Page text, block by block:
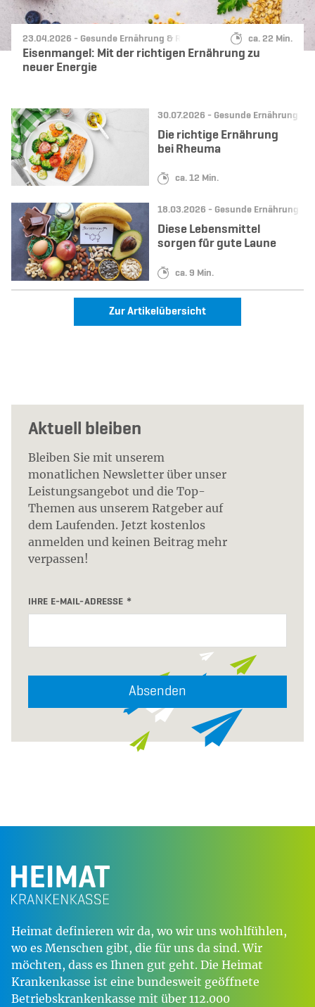
Datum:
23.04.2026 - Kategorie:
Gesunde Ernährung & Rezepte Lesedauer:
ca. 22 Min.
Eisenmangel: Mit der richtigen Ernährung zu
neuer Energie
Datum:
30.07.2026 - Kategorie:
Gesunde Ernährung &
Lesedauer:
ca. 12 Min.
Die richtige Ernährung
bei Rheuma
Datum:
18.03.2026 - Kategorie:
Gesunde Ernährung &
Lesedauer:
ca. 9 Min.
Diese Lebensmittel
sorgen für gute Laune
Zur Artikelübersicht
Aktuell bleiben
Bleiben Sie mit unserem
monatlichen Newsletter über unser
Leistungsangebot und die Top-
Themen aus unserem Ratgeber auf
dem Laufenden. Jetzt kostenlos
anmelden und keinen Beitrag mehr
verpassen!
IHRE E-MAIL-ADRESSE
Absenden
Heimat definieren wir da, wo wir uns wohlfühlen,
wo es Menschen gibt, die für uns da sind. Wir
möchten, dass es Ihnen gut geht. Die Heimat
Krankenkasse ist eine bundesweit geöffnete
Betriebskrankenkasse mit über 112.000